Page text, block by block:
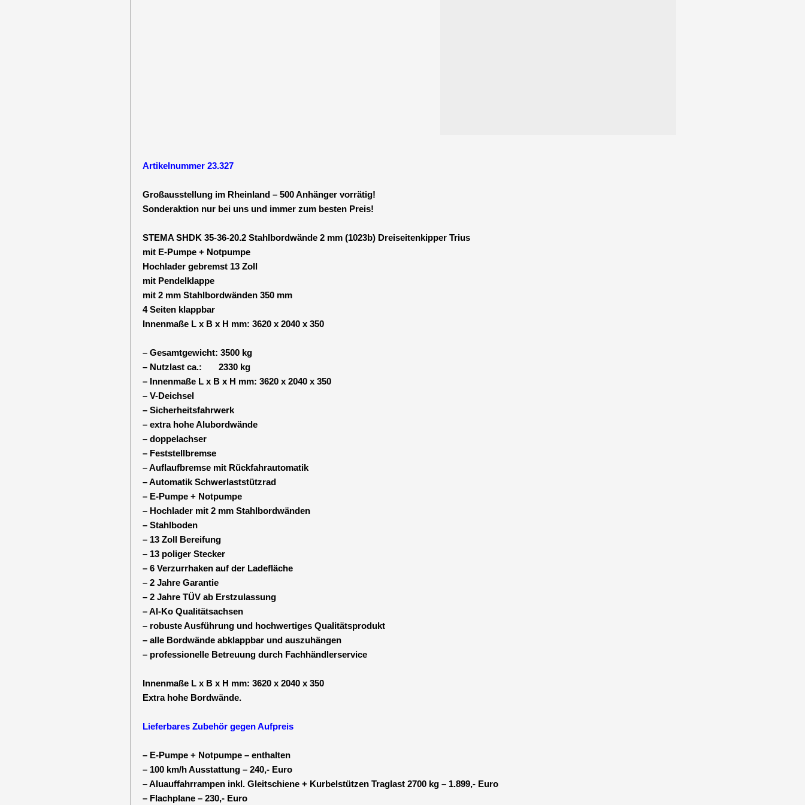
Artikelnummer 23.327
Großausstellung im Rheinland – 500 Anhänger vorrätig!
Sonderaktion nur bei uns und immer zum besten Preis!
STEMA SHDK 35-36-20.2 Stahlbordwände 2 mm (1023b) Dreiseitenkipper Trius
mit E-Pumpe + Notpumpe
Hochlader gebremst 13 Zoll
mit Pendelklappe
mit 2 mm Stahlbordwänden 350 mm
4 Seiten klappbar
Innenmaße L x B x H mm: 3620 x 2040 x 350
– Gesamtgewicht: 3500 kg
– Nutzlast ca.: 2330 kg
– Innenmaße L x B x H mm: 3620 x 2040 x 350
– V-Deichsel
– Sicherheitsfahrwerk
– extra hohe Alubordwände
– doppelachser
– Feststellbremse
– Auflaufbremse mit Rückfahrautomatik
– Automatik Schwerlaststützrad
– E-Pumpe + Notpumpe
– Hochlader mit 2 mm Stahlbordwänden
– Stahlboden
– 13 Zoll Bereifung
– 13 poliger Stecker
– 6 Verzurrhaken auf der Ladefläche
– 2 Jahre Garantie
– 2 Jahre TÜV ab Erstzulassung
– Al-Ko Qualitätsachsen
– robuste Ausführung und hochwertiges Qualitätsprodukt
– alle Bordwände abklappbar und auszuhängen
– professionelle Betreuung durch Fachhändlerservice
Innenmaße L x B x H mm: 3620 x 2040 x 350
Extra hohe Bordwände.
Lieferbares Zubehör gegen Aufpreis
– E-Pumpe + Notpumpe – enthalten
– 100 km/h Ausstattung – 240,- Euro
– Aluauffahrrampen inkl. Gleitschiene + Kurbelstützen Traglast 2700 kg – 1.899,- Euro
– Flachplane – 230,- Euro